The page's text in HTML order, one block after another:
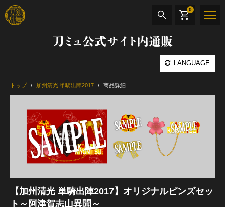
刀ミュ公式サイト内通販
LANGUAGE
0
加州清光 単騎出陣 極
トップ 加州清光 単騎出陣2017 商品詳細
【加州清光 単騎出陣2017】オリジナルピンズセッ
ト～阿津賀志山異聞～